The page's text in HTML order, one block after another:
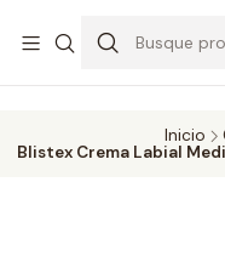
Feriado 21-05-2026
día solo área Metropolitana
Pedidos hasta 16 hrs.,
Inicio
Blistex Crema Labial